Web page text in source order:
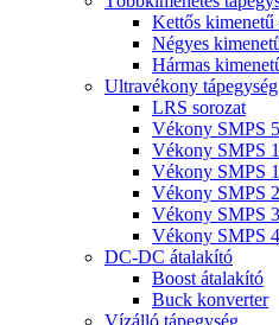
Kettős kimenetű
Négyes
Hármas
Ultravékony tápegység
LRS sorozat
Vékony SMPS
Vékony SMPS
Vékony SMPS
Vékony SMPS
Vékony SMPS
Vékony SMPS
DC-DC átalakító
Boost átalakító
Buck konverter
Vízálló tápegység